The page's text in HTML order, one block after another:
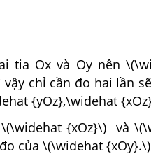
tia Ox và Oy nên
chỉ cần đo hai lần
{yOz},\widehat
{xOz}\) và
của \(\widehat {xOy}.\)